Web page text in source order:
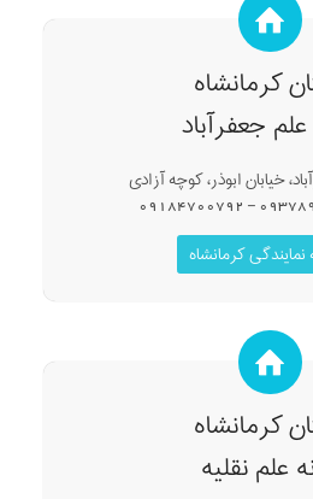
کرمانشاه
جعفرآباد
خیابان ابوذر، کوچه آزادی
کرمانشاه
کرمانشاه
علم نقلیه